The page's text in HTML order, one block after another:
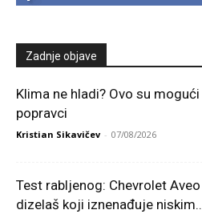
Zadnje objave
Klima ne hladi? Ovo su
popravci
Kristian Sikavičev - 07/08/2026
Test rabljenog: Chevrolet
dizelaš koji iznenađuje